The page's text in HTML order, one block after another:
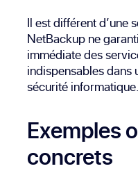
Il est différent d’une
NetBackup ne
immédiate des
indispensables dans
sécurité informatique.
Exemples
concrets